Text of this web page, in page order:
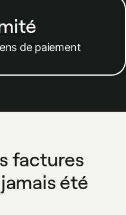
de paiement
factures
été